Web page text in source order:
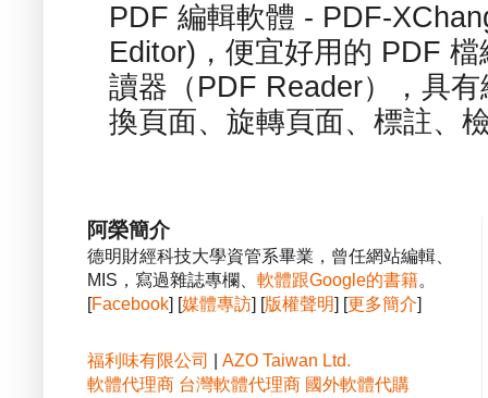
PDF 編輯軟體 - PDF-
Editor)，便宜好用的 PDF
讀器（PDF Reader），具
換頁面、旋轉頁面、標註、
阿榮簡介
德明財經科技大學資管系畢業，曾任網站編輯、
MIS，寫過雜誌專欄、 軟體跟Google的書籍。
[Facebook] [媒體專訪] [版權聲明] [更多簡介]
福利味有限公司
AZO Taiwan Ltd.
軟體代理商 台灣軟體代理商 國外軟體代購